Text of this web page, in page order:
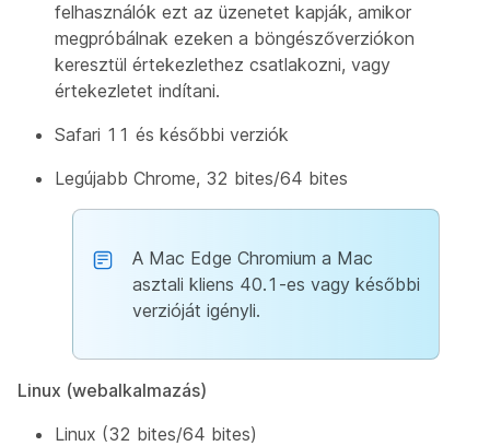
felhasználók ezt az üzenetet kapják, amikor
megpróbálnak ezeken a böngészőverziókon
keresztül értekezlethez csatlakozni, vagy
értekezletet indítani.
Safari 11 és későbbi verziók
Legújabb Chrome, 32 bites/64 bites
A Mac Edge Chromium a Mac
asztali kliens 40.1-es vagy későbbi
verzióját igényli.
Linux (webalkalmazás)
Linux (32 bites/64 bites)